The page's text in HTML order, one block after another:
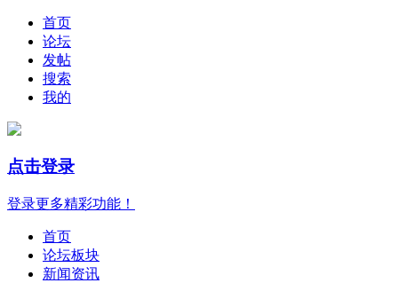
首页
论坛
发帖
搜索
我的
点击登录
登录更多精彩功能！
首页
论坛板块
新闻资讯